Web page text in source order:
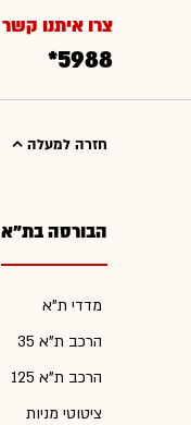
צרו איתנו קשר
*5988
חזרה למעלה
הבורסה בת"א
מדדי ת"א
הרכב ת"א 35
הרכב ת"א 125
ציטוטי מניות